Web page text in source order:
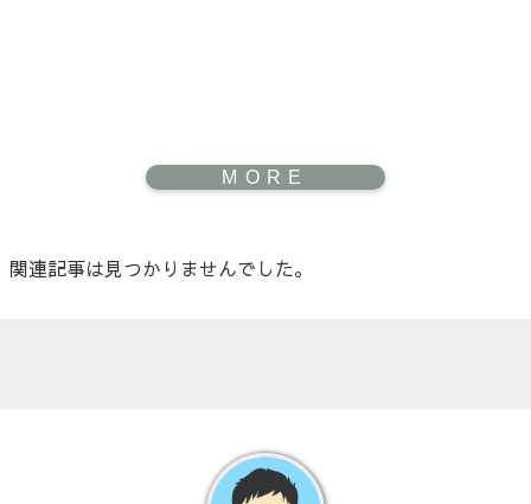
関連記事は見つかりませんでした。